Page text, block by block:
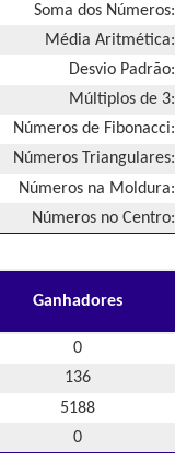
Soma dos Números:
Média Aritmética:
Desvio Padrão:
Múltiplos de 3:
Números de Fibonacci:
Números Triangulares:
Números na Moldura:
Números no Centro:
Ganhadores
0
136
5188
0